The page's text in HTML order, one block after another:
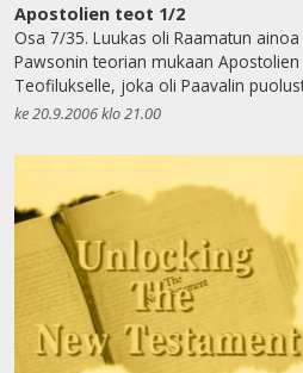
Apostolien teot 1/2
Osa 7/35. Luukas oli Raamatun
Pawsonin teorian mukaan
Teofilukselle, joka oli Paavalin
ke 20.9.2006 klo 21.00